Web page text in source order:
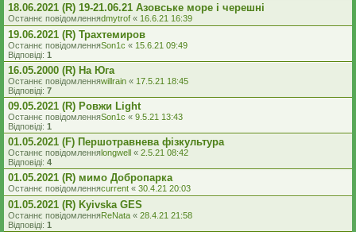
18.06.2021 (R) 19-21.06.21 Азовське море і черешні
Останнє повідомленняdmytrof « 16.6.21 16:39
19.06.2021 (R) Трахтемиров
Останнє повідомленняSon1c « 15.6.21 09:49
Відповіді: 1
16.05.2000 (R) На Юга
Останнє повідомленняwillrain « 17.5.21 18:45
Відповіді: 7
09.05.2021 (R) Ровжи Light
Останнє повідомленняSon1c « 9.5.21 13:43
Відповіді: 1
01.05.2021 (F) Першотравнева фізкультура
Останнє повідомленняlongwell « 2.5.21 08:42
Відповіді: 4
01.05.2021 (R) мимо Добропарка
Останнє повідомленняcurrent « 30.4.21 20:03
01.05.2021 (R) Kyivska GES
Останнє повідомленняReNata « 28.4.21 21:58
Відповіді: 1